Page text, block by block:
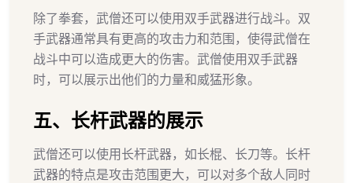
除了拳套，武僧还可以使用双手武器进行战斗。双
手武器通常具有更高的攻击力和范围，使得武僧在
战斗中可以造成更大的伤害。武僧使用双手武器
时，可以展示出他们的力量和威猛形象。
五、长杆武器的展示
武僧还可以使用长杆武器，如长棍、长刀等。长杆
武器的特点是攻击范围更大，可以对多个敌人同时